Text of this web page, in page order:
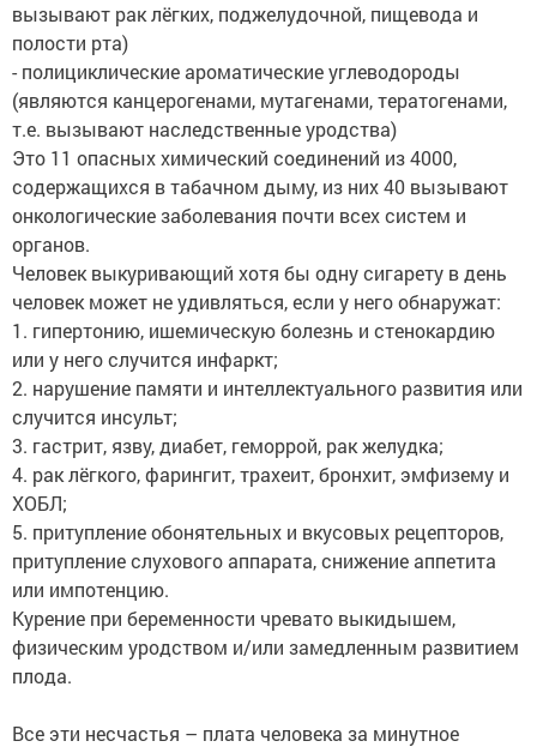
вызывают рак лёгких, поджелудочной, пищевода и
полости рта)
- полициклические ароматические углеводороды
(являются канцерогенами, мутагенами, тератогенами,
т.е. вызывают наследственные уродства)
Это 11 опасных химический соединений из 4000,
содержащихся в табачном дыму, из них 40 вызывают
онкологические заболевания почти всех систем и
органов.
Человек выкуривающий хотя бы одну сигарету в день
человек может не удивляться, если у него обнаружат:
1. гипертонию, ишемическую болезнь и стенокардию
или у него случится инфаркт;
2. нарушение памяти и интеллектуального развития или
случится инсульт;
3. гастрит, язву, диабет, геморрой, рак желудка;
4. рак лёгкого, фарингит, трахеит, бронхит, эмфизему и
ХОБЛ;
5. притупление обонятельных и вкусовых рецепторов,
притупление слухового аппарата, снижение аппетита
или импотенцию.
Курение при беременности чревато выкидышем,
физическим уродством и/или замедленным развитием
плода.
Все эти несчастья – плата человека за минутное